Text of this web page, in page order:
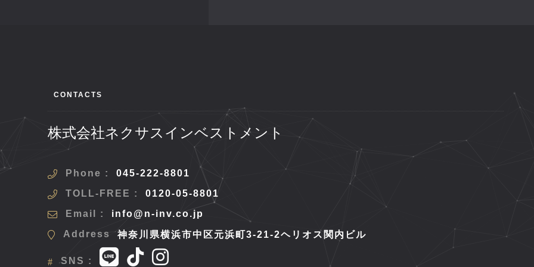
CONTACTS
株式会社ネクサスインベストメント
Phone :
045-222-8801
TOLL-FREE :
0120-05-8801
Email :
info@n-inv.co.jp
Address
神奈川県横浜市中区元浜町3-21-2ヘリオス関内ビル
SNS :